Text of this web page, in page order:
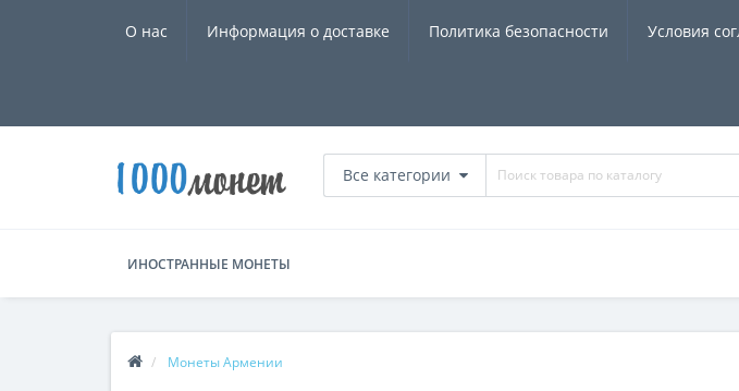
О нас Информация о доставке Политика безопасности Условия
Все категории
ИНОСТРАННЫЕ МОНЕТЫ
Монеты Армении